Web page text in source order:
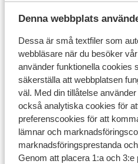
Denna webbplats
Dessa är små textfiler som
webbläsare när du besöker
använder funktionella cookies
säkerställa att webbplatsen
väl. Med din tillåtelse
också analytiska cookies för
preferenscookies för att
lämnar och
marknadsföringsprestanda
Genom att placera 1:a och
Huvudstad:
Huvudstad är Aten.
Tidsskillnad:
Grekland är 1 timme före
Språk:
Det officiella språket är
engelska (och delvis på
Valuta: